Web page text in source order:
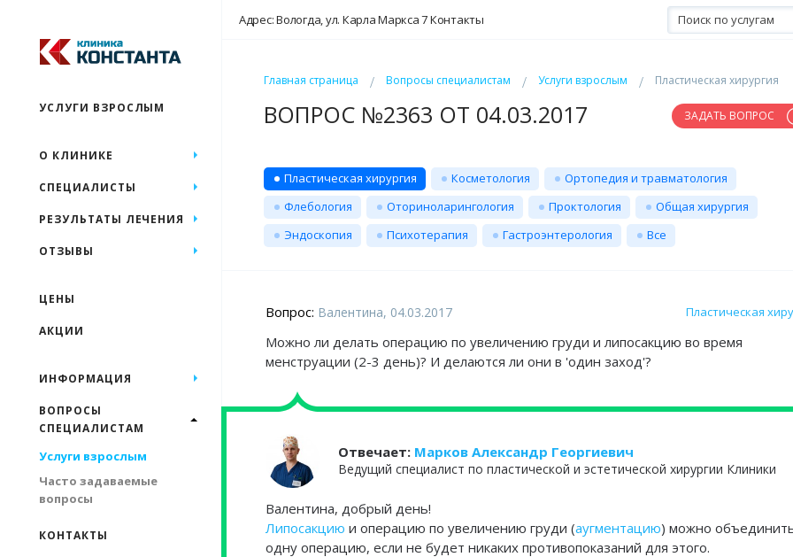
Адрес: Вологда, ул. Карла Маркса 7Контакты
Главная страница Вопросы специалистам Услуги взрослым Пластическая хирургия
ВОПРОС №2363 ОТ 04.03.2017 ЗАДАТЬ ВОПРОС
Пластическая хирургия Косметология
Ортопедия и травматология
Флебология
Оториноларингология Проктология
Общая хирургия
Эндоскопия
Психотерапия Гастроэнтерология Все
Вопрос: Валентина, 04.03.2017 Пластическая
Можно ли делать операцию по увеличению груди и липосакцию во время
менструации (2-3 день)? И делаются ли они в 'один заход'?
Отвечает: Марков Александр Георгиевич
Ведущий специалист по пластической и эстетической хирургии Клиники
Валентина, добрый день!
Липосакцию и операцию по увеличению груди (аугментацию) можно
одну операцию, если не будет никаких противопоказаний для этого.
УСЛУГИ ВЗРОСЛЫМ
О КЛИНИКЕ
СПЕЦИАЛИСТЫ
РЕЗУЛЬТАТЫ ЛЕЧЕНИЯ
ОТЗЫВЫ
ЦЕНЫ
АКЦИИ
ИНФОРМАЦИЯ
ВОПРОСЫ
СПЕЦИАЛИСТАМ
Услуги взрослым
Часто задаваемые
вопросы
КОНТАКТЫ